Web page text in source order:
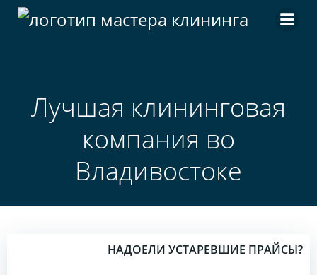
к
Лучшая клининговая
компания во
Владивостоке
НАДОЕЛИ УСТАРЕВШИЕ ПРАЙСЫ?